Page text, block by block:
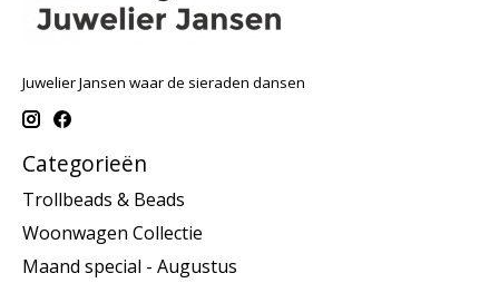
Juwelier Jansen waar de sieraden dansen
Categorieën
Trollbeads & Beads
Woonwagen Collectie
Maand special - Augustus